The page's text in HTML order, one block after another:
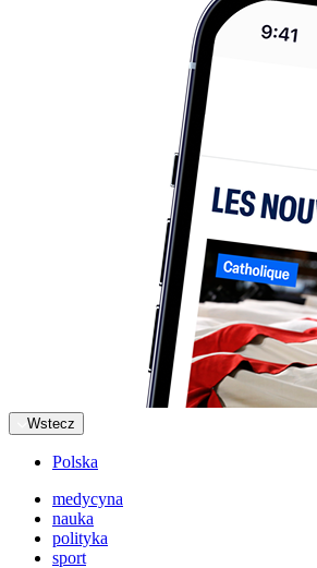
Wstecz
Polska
medycyna
nauka
polityka
sport